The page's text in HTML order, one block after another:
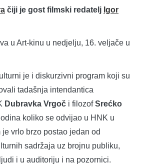
čiji je gost filmski redatelj Igor
u Art-kinu u nedjelju, 16. veljače u
je i diskurzivni program koji su
tadašnja intendantica
Dubravka Vrgoč i filozofSrećko
koliko se odvijao u HNK u
vrlo brzo postao jedan od
sadržaja uz brojnu publiku,
i u auditoriju i na pozornici.